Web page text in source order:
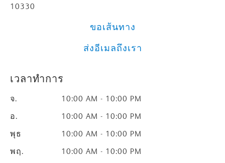
10330
ขอเส้นทาง
ส่งอีเมลถึงเรา
เวลาทำการ
จ.
10:00 AM - 10:00 PM
อ.
10:00 AM - 10:00 PM
พุธ
10:00 AM - 10:00 PM
พฤ.
10:00 AM - 10:00 PM